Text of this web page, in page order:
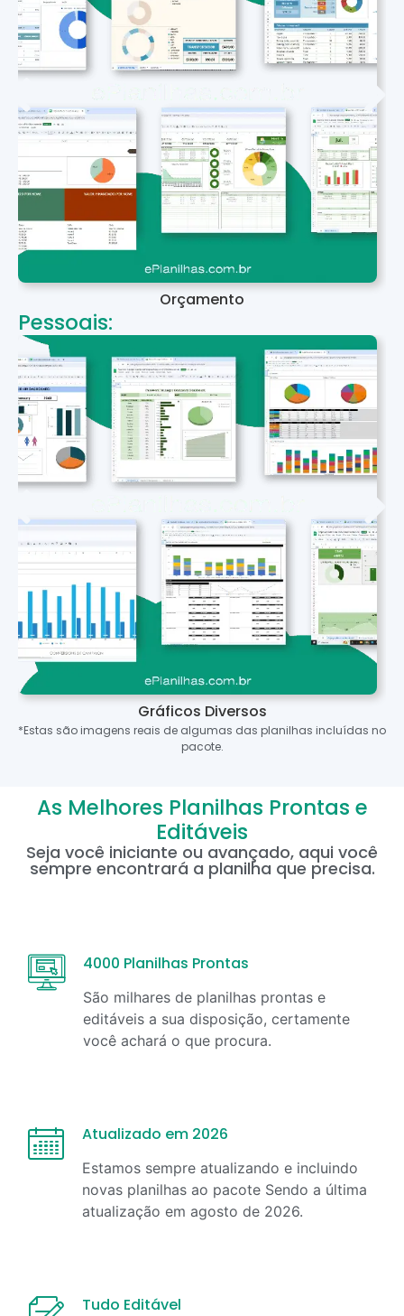
Orçamento
Pessoais:
Gráficos Diversos
*Estas são imagens reais de algumas das planilhas incluídas no
pacote.
As Melhores Planilhas Prontas e
Editáveis
Seja você iniciante ou avançado, aqui você
sempre encontrará a planilha que precisa.
4000 Planilhas Prontas
São milhares de planilhas prontas e
editáveis a sua disposição, certamente
você achará o que procura.
Atualizado em 2026
Estamos sempre atualizando e incluindo
novas planilhas ao pacote Sendo a última
atualização em agosto de 2026.
Tudo Editável